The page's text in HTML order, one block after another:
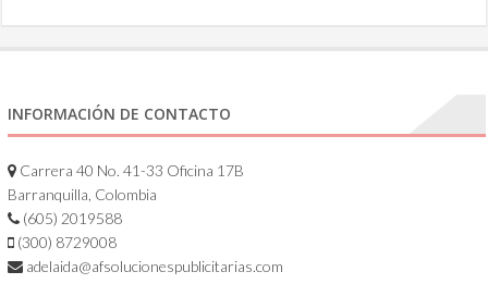
INFORMACIÓN DE CONTACTO
Carrera 40 No. 41-33 Oficina 17B
Barranquilla, Colombia
(605) 2019588
(300) 8729008
adelaida@afsolucionespublicitarias.com